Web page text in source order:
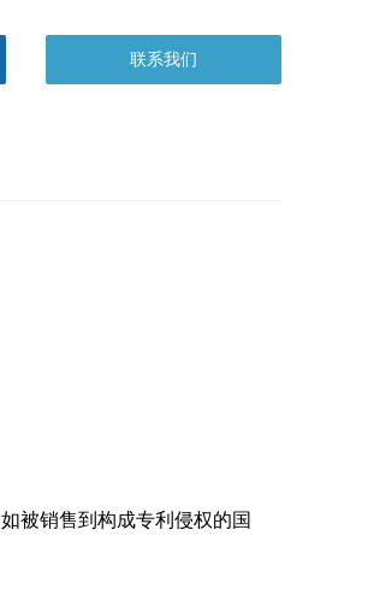
被销售到构成专利侵权的国
联系我们